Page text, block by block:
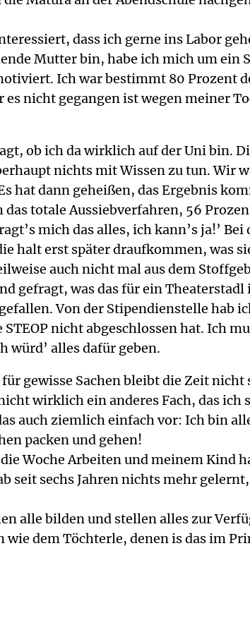
dass ich gerne ins Labor
Mutter bin, habe ich mich um ein
Ich war bestimmt 80 Prozent
nicht gegangen ist wegen meiner
ob ich da wirklich auf der Uni bin.
nichts mit Wissen zu tun. Wir
hat dann geheißen, das Ergebnis
totale Aussiebverfahren, 56
mich das alles, ich kann’s ja!’
halt erst später draufkommen, was
auch nicht mal aus dem
gefragt, was das für ein
Von der Stipendienstelle hab
nicht abgeschlossen hat. Ich
alles dafür geben.
gewisse Sachen bleibt die Zeit
wirklich ein anderes Fach, das ich
auch ziemlich einfach vor: Ich bin
packen und gehen!
Woche Arbeiten und meinem Kind
seit sechs Jahren nichts mehr
alle bilden und stellen alles zur
dem Töchterle, denen is das im